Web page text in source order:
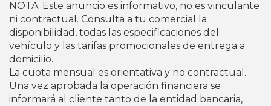
NOTA: Este anuncio es informativo, no es vinculante
ni contractual. Consulta a tu comercial la
disponibilidad, todas las especificaciones del
vehículo y las tarifas promocionales de entrega a
domicilio.
La cuota mensual es orientativa y no contractual.
Una vez aprobada la operación financiera se
informará al cliente tanto de la entidad bancaria,